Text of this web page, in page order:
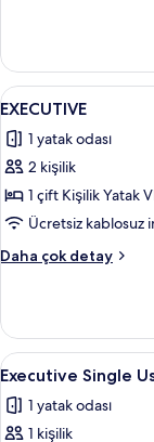
daha
fazla
detay
EXECUTIVE
için
tüm
fotoğrafları
görün
4
EXECUTIVE
1 yatak odası
2 kişilik
1 çift Kişilik Yatak
Ücretsiz kablosuz
Daha çok detay
EXECUTIVE
detay
Executive
Single
Use
4
Executive Single
1 yatak odası
1 kişilik